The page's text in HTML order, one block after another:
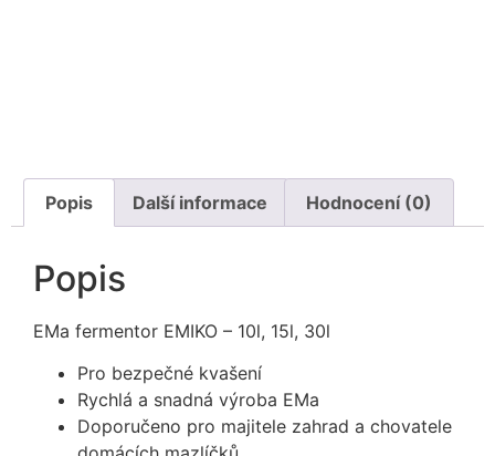
Popis Další informace Hodnocení (0)
Popis
EMa fermentor EMIKO – 10l, 15l, 30l
Pro bezpečné kvašení
Rychlá a snadná výroba EMa
Doporučeno pro majitele zahrad a chovatele